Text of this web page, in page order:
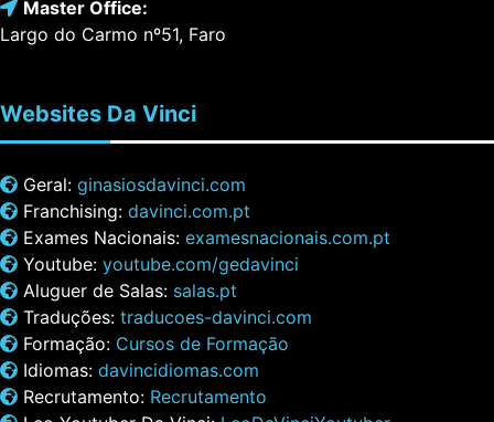
Master Office:
Largo do Carmo nº51, Faro
Websites Da Vinci
Geral: ginasiosdavinci.com
Franchising: davinci.com.pt
Exames Nacionais: examesnacionais.com.pt
Youtube: youtube.com/gedavinci
Aluguer de Salas: salas.pt
Traduções: traducoes-davinci.com
Formação: Cursos de Formação
Idiomas: davincidiomas.com
Recrutamento: Recrutamento